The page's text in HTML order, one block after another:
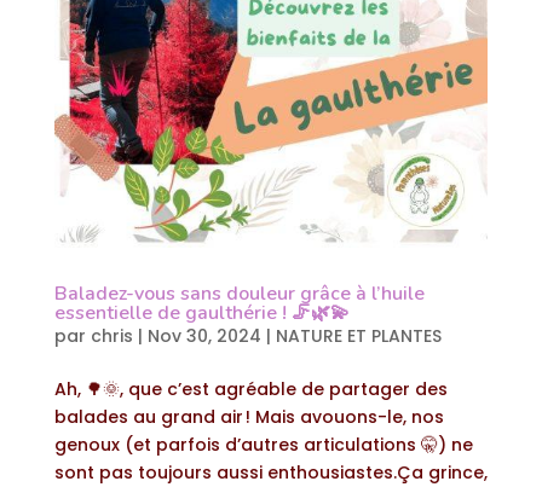
Baladez-vous sans douleur grâce à l’huile
essentielle de gaulthérie ! 🦵🌿💫
par chris | Nov 30, 2024 | NATURE ET PLANTES
Ah, 🌳🌞, que c’est agréable de partager des
balades au grand air ! Mais avouons-le, nos
genoux (et parfois d’autres articulations 🤫) ne
sont pas toujours aussi enthousiastes.Ça grince,